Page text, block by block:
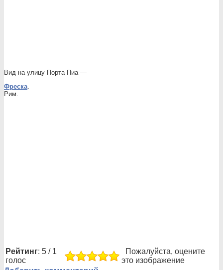
Вид на улицу Порта Пиа —
Фреска.
Рим.
Рейтинг: 5 / 1
голос
Пожалуйста, оцените
это изображение